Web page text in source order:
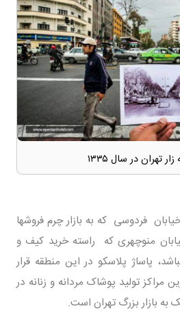
تهران در سال ۱۳۳۵
فردوسی که به بازار چرم فروشها
منوچهری که راسته خرید کیف و
پاساژ پلاسکو در این منطقه قرار
تولید پوشاک مردانه و زنانه در
به بازار بزرگ تهران است.